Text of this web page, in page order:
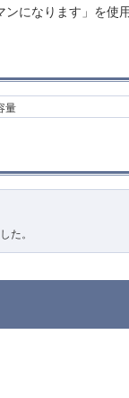
になります」を使
量
た。